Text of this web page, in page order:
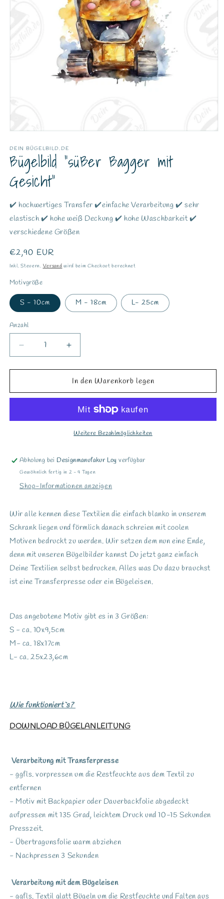
DEIN BÜGELBILD.DE
Bügelbild "süßer Bagger mit
Gesicht"
✔️ hochwertiges Transfer ✔️einfache Verarbeitung ✔️ sehr
elastisch ✔️ hohe weiß Deckung ✔️ hohe Waschbarkeit ✔️
verschiedene Größen
Normaler
Preis
€2,90 EUR
Inkl. Steuern. Versand wird beim Checkout berechnet
Motivgröße
S - 10cm M - 18cm L- 25cm
Anzahl
Verringere
die
Menge
Bügelbild
mit
Gesicht&quot;
Erhöhe
die
Menge
für
Bügelbild
&quot;süßer
Bagger
mit
Gesicht&quot;
In den Warenkorb legen
Weitere Bezahlmöglichkeiten
Abholung bei Designmanufakur Loy verfügbar
Gewöhnlich fertig in 2 - 4 Tagen
Shop-Informationen anzeigen
Wir alle kennen diese Textilien die einfach blanko in unserem
Schrank liegen und förmlich danach schreien mit coolen
Motiven bedruckt zu werden. Wir setzen dem nun eine Ende,
denn mit unseren Bügelbilder kannst Du jetzt ganz einfach
Deine Textilien selbst bedrucken. Alles was Du dazu brauchst
ist eine Transferpresse oder ein Bügeleisen.
Das angebotene Motiv gibt es in 3 Größen:
S - ca. 10x9,5cm
M- ca. 18x17cm
L- ca. 25x23,6cm
Wie funktioniert`s?
DOWNLOAD BÜGELANLEITUNG
Verarbeitung mit Transferpresse
- ggfls. vorpressen um die Restfeuchte aus dem Textil zu
entfernen
- Motiv mit Backpapier oder Dauerbackfolie abgedeckt
aufpressen mit 135 Grad, leichtem Druck und 10-15 Sekunden
Presszeit.
- Übertragunsfolie warm abziehen
- Nachpressen 3 Sekunden
Verarbeitung mit dem Bügeleisen
- ggfls. Textil glatt Bügeln um die Restfeuchte und Falten aus